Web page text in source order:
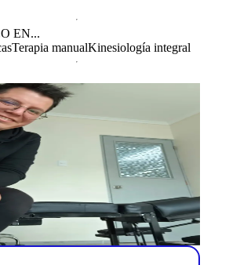
EN...
Terapia manualKinesiología integral